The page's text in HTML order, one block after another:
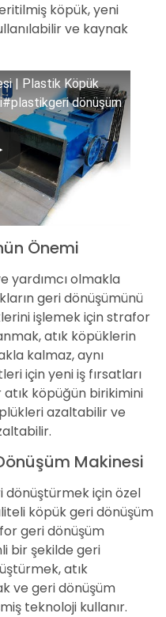
köpük, yeni
ve kaynak
| Plastik Köpük
dönüşüm
Önemi
yardımcı olmakla
geri dönüşümünü
işlemek için strafor
atık köpüklerin
kalmaz, aynı
için yeni iş fırsatları
köpüğün birikimini
azaltabilir ve
Makinesi
dönüştürmek için özel
köpük geri dönüşüm
geri dönüşüm
bir şekilde geri
atık
ve geri dönüşüm
teknoloji kullanır.